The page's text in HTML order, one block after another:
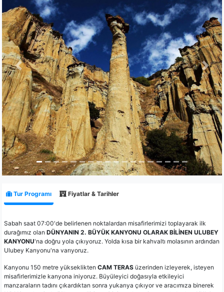
Previous Next
Tur Programı Fiyatlar & Tarihler
Sabah saat 07:00'de belirlenen noktalardan misafirlerimizi toplayarak ilk
durağımız olan DÜNYANIN 2. BÜYÜK KANYONU OLARAK BİLİNEN ULUBEY
KANYONU'na doğru yola çıkıyoruz. Yolda kısa bir kahvaltı molasının ardından
Ulubey Kanyonu'na varıyoruz.
Kanyonu 150 metre yükseklikten CAM TERAS üzerinden izleyerek, isteyen
misafirlerimizle kanyona iniyoruz. Büyüleyici doğasıyla etkileyici
manzaraların tadını çıkardıktan sonra yukarıya çıkıyor ve aracımıza binerek